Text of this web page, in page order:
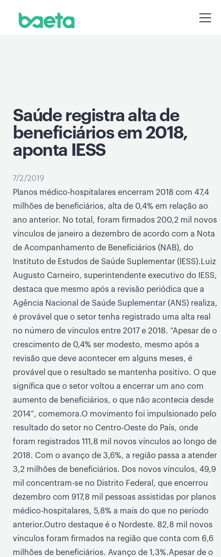
Saúde registra alta de
beneficiários em 2018,
aponta IESS
7/2/2019
Planos médico-hospitalares encerram 2018 com 47,4
milhões de beneficiários, alta de 0,4% em relação ao
ano anterior. No total, foram firmados 200,2 mil novos
vínculos de janeiro a dezembro de acordo com a Nota
de Acompanhamento de Beneficiários (NAB), do
Instituto de Estudos de Saúde Suplementar (IESS).Luiz
Augusto Carneiro, superintendente executivo do IESS,
destaca que mesmo após a revisão periódica que a
Agência Nacional de Saúde Suplementar (ANS) realiza,
é provável que o setor tenha registrado uma alta real
no número de vínculos entre 2017 e 2018. “Apesar de o
crescimento de 0,4% ser modesto, mesmo após a
revisão que deve acontecer em alguns meses, é
provável que o resultado se mantenha positivo. O que
significa que o setor voltou a encerrar um ano com
aumento de beneficiários, o que não acontecia desde
2014”, comemora.O movimento foi impulsionado pelo
resultado do setor no Centro-Oeste do País, onde
foram registrados 111,8 mil novos vínculos ao longo de
2018. Com o avanço de 3,6%, a região passa a atender
3,2 milhões de beneficiários. Dos novos vínculos, 49,9
mil concentram-se no Distrito Federal, que encerrou
dezembro com 917,8 mil pessoas assistidas por planos
médico-hospitalares, 5,8% a mais do que no período
anterior.Outro destaque é o Nordeste. 82,8 mil novos
vínculos foram firmados na região que conta com 6,6
milhões de beneficiários. Avanço de 1,3%.Apesar de o